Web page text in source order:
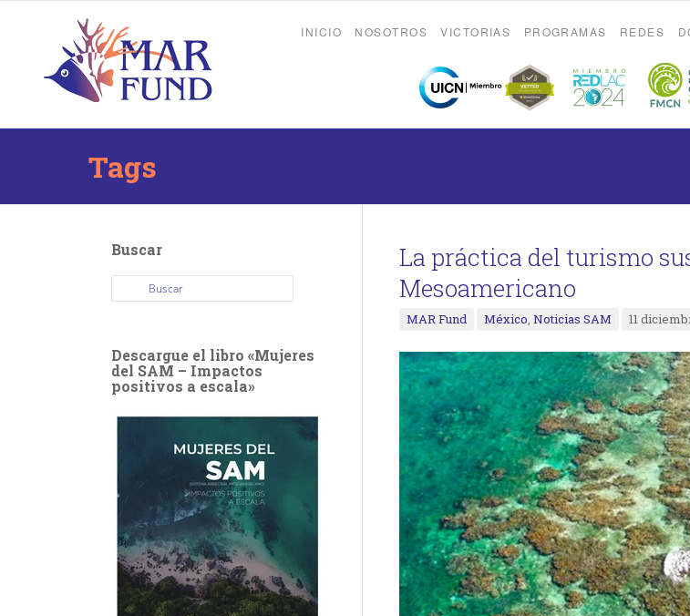
INICIO NOSOTROS VICTORIAS PROGRAMAS REDES
Tags
La práctica del turismo
Mesoamericano
MAR Fund México, Noticias SAM 11
Buscar
Descargue el libro «Mujeres
del SAM – Impactos
positivos a escala»